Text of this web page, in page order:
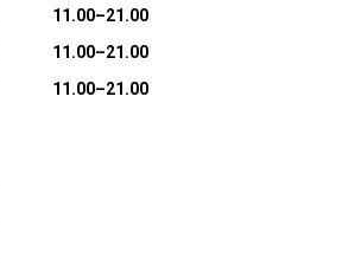
11.00–21.00
11.00–21.00
11.00–21.00